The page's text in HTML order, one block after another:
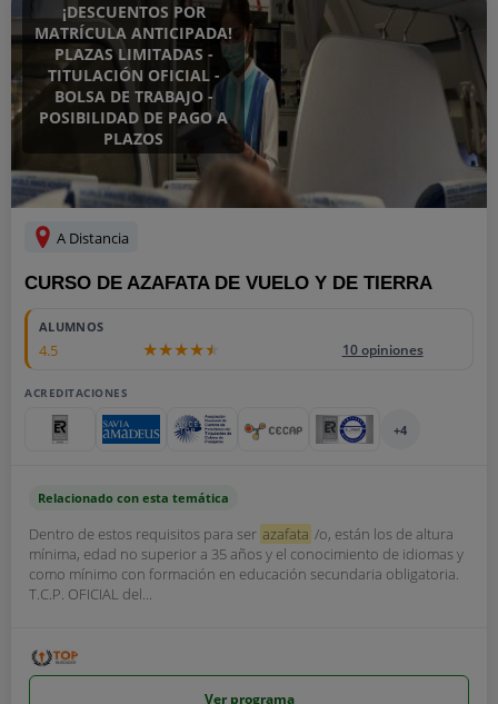
¡DESCUENTOS POR
MATRÍCULA ANTICIPADA!
PLAZAS LIMITADAS -
TITULACIÓN OFICIAL -
BOLSA DE TRABAJO -
POSIBILIDAD DE PAGO A
PLAZOS
A Distancia
CURSO DE AZAFATA DE VUELO Y DE TIERRA
ALUMNOS
4.5 10 opiniones
ACREDITACIONES
+4
Relacionado con esta temática
Dentro de estos requisitos para ser azafata /o, están los de altura
mínima, edad no superior a 35 años y el conocimiento de idiomas y
como mínimo con formación en educación secundaria obligatoria.
T.C.P. OFICIAL del...
Ver programa